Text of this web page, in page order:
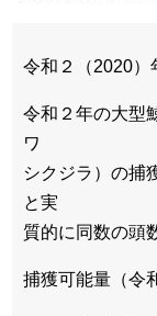
令和２（2020
令和２年の大型
ワ
シクジラ）の捕
と実
質的に同数の頭
捕獲可能量（令